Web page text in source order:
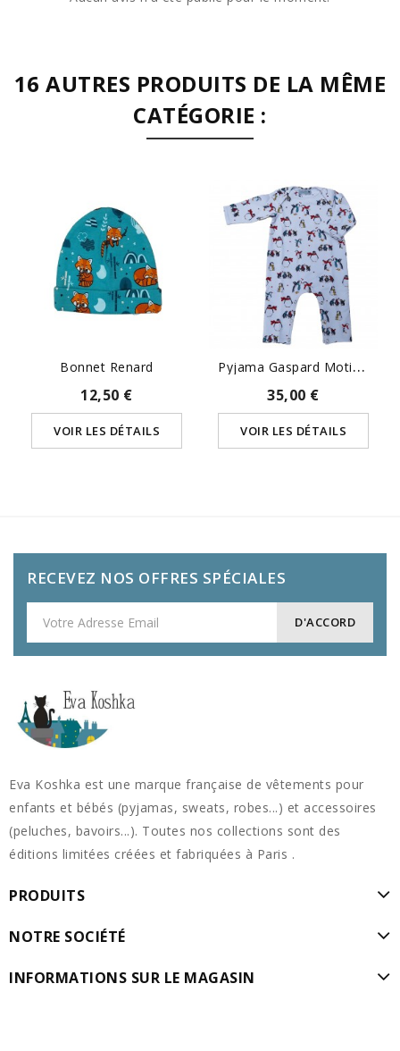
16 AUTRES PRODUITS DE LA MÊME
CATÉGORIE :
Bonnet Renard
12,50 €
VOIR LES DÉTAILS
P
Yjama Gaspard Motif Pingouins
35,00 €
VOIR LES DÉTAILS
RECEVEZ NOS OFFRES SPÉCIALES
Eva Koshka est une marque française de vêtements pour
enfants et bébés (pyjamas, sweats, robes...) et accessoires
(peluches, bavoirs...). Toutes nos collections sont des
éditions limitées créées et fabriquées à Paris .
PRODUITS
NOTRE SOCIÉTÉ
INFORMATIONS SUR LE MAGASIN